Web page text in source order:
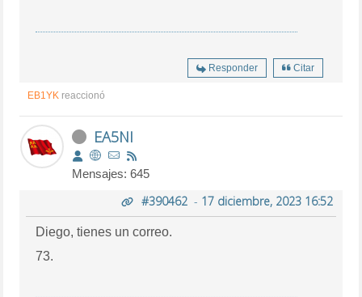
Responder Citar
EB1YK reaccionó
EA5NI
Mensajes: 645
#390462- 17 diciembre, 2023 16:52
Diego, tienes un correo.
73.